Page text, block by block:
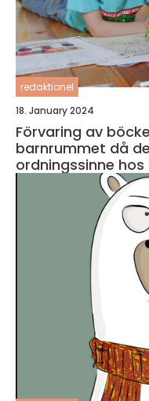
redaktionel
18. January 2024
Förvaring av
barnrummet då
ordningssinne hos